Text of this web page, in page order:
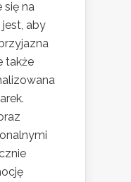
się na
aby
także